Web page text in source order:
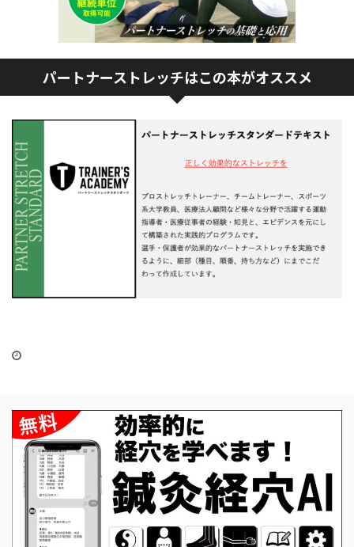
パートナーストレッチはこの本がオススメ